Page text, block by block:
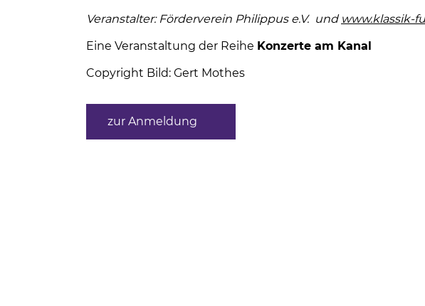
Veranstalter: Förderverein Philippus e.V. und www.klassik-
Eine Veranstaltung der Reihe Konzerte am Kanal
Copyright Bild: Gert Mothes
zur Anmeldung